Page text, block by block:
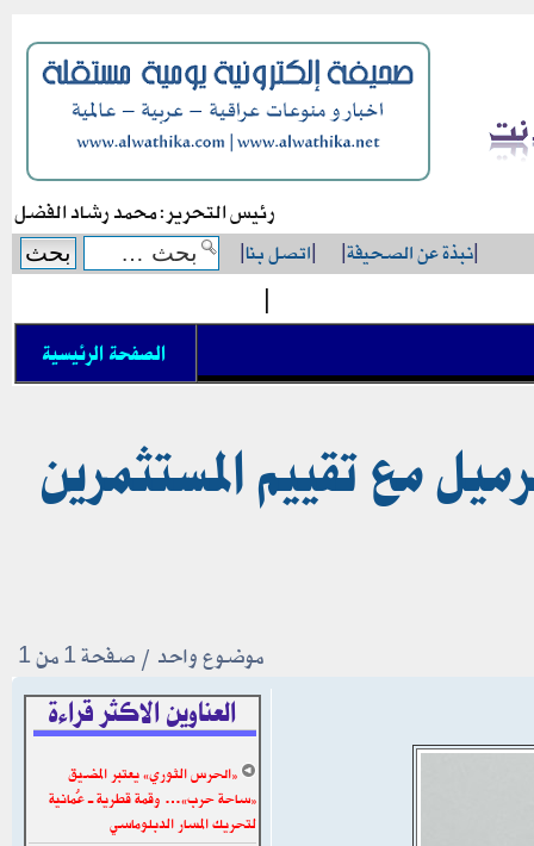
رئيس التحرير: محمد رشاد الفضل
|نبذة عن الصحيفة|
|اتصل بنا|
|
الصفحة الرئيسية
79.43 دولار للبرميل مع تقييم المستثمرين
موضوع واحد • صفحة1من1
العناوين الاكثر قراءة
«الحرس الثوري» يعتبر المضيق
«ساحة حرب»… وقمة قطرية ـ عُمانية
لتحريك المسار الدبلوماسي